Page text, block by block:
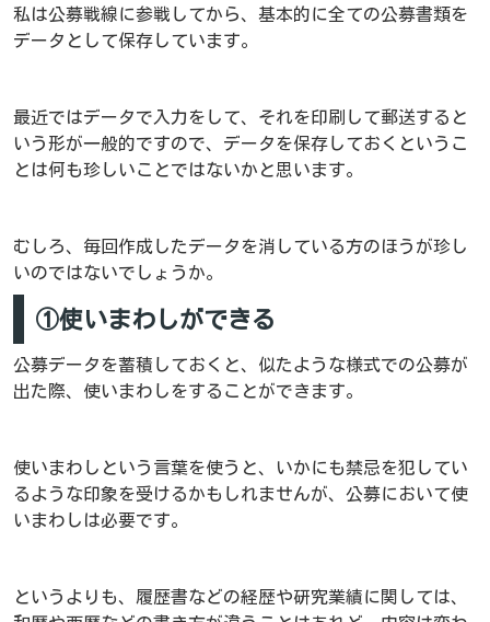
私は公募戦線に参戦してから、基本的に全ての公募書類を
データとして保存しています。
最近ではデータで入力をして、それを印刷して郵送すると
いう形が一般的ですので、データを保存しておくというこ
とは何も珍しいことではないかと思います。
むしろ、毎回作成したデータを消している方のほうが珍し
いのではないでしょうか。
①使いまわしができる
公募データを蓄積しておくと、似たような様式での公募が
出た際、使いまわしをすることができます。
使いまわしという言葉を使うと、いかにも禁忌を犯してい
るような印象を受けるかもしれませんが、公募において使
いまわしは必要です。
というよりも、履歴書などの経歴や研究業績に関しては、